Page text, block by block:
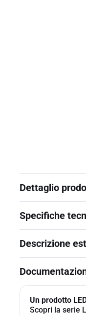
Dettaglio
Specifiche
Descrizione
Un prodotto
Scopri la serie